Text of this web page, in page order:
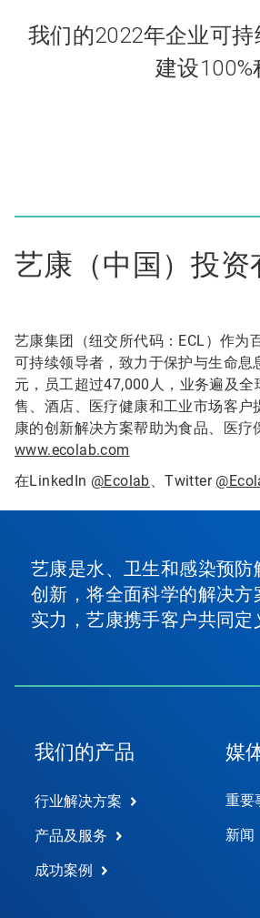
我们的2022年企业可
建设
艺康（中国）投资
艺康集团（纽交所代码：ECL）作为
可持续领导者，致力于保护与生命
元，员工超过47,000人，业务遍及
售、酒店、医疗健康和工业市场客
康的创新解决方案帮助为食品、医疗
www.ecolab.com
在LinkedIn @Ecolab 、Twitter
艺康是水、卫生和感染预
创新，将全面科学的解决
实力，艺康携手客户共同
我们的产品
行业解决方案
产品及服务
成功案例
媒
重要
新闻